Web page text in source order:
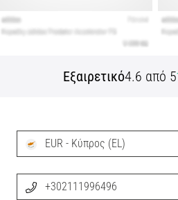
Εξαιρετικό4.6 από 5
EUR - Κύπρος (EL)
+302111996496